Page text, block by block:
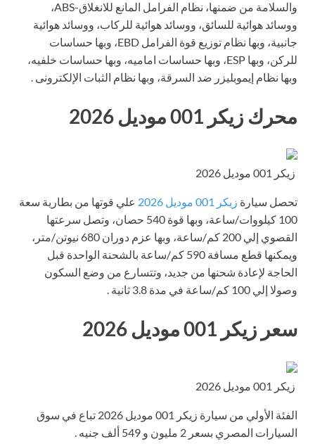
والسلامة من ضمنها، نظام الفرامل المانع للانغلاق-ABS،
ووسائد هوائية للسائق، ووسائد هوائية للركاب، ووسائد هوائية
جانبية، وبها نظام توزيع قوة الفرامل EBD، وبها حساسات
للركن، وبها ESP، وبها حساسات اماميه، وبها حساسات خلفيه،
وبها نظام إيموبليزر ضد السرقة، وبها نظام الثبات الإلكترونى .
محرك زيكر 001 موديل 2026
زيكر 001 موديل 2026
تحصل سيارة زيكر 001 موديل 2026
علي قوتها من بطارية سعة
100 كيلووات/ساعة، وبها قوة 540 حصان، وتصل سرعتها
القصوي إلي 200 كم/ساعة، وبها عزم دوران 680 نيوتن/متر،
ويمكنها قطع مسافة 590 كم/ساعة بالشحنة الواحدة قبل
الحاجة لإعادة شحنها من جديد، وتتسارع من وضع السكون
وصولا إلي 100 كم/ساعة في مدة 3.8 ثانية .
سعر زيكر 001 موديل 2026
زيكر 001 موديل 2026
الفئة الأولي من سيارة زيكر 001 موديل 2026 تباع في سوق
السيارات المصري بسعر 2 مليون و 549 ألف جنيه .